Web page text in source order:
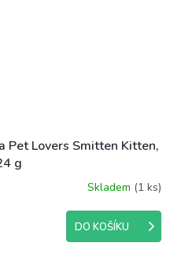
Pet Lovers Smitten Kitten,
g
Skladem (1 ks)
DO KOŠÍKU